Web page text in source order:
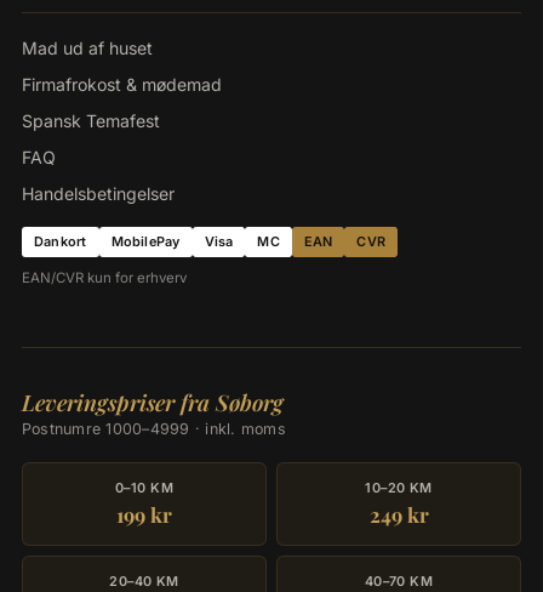
Mad ud af huset
Firmafrokost & mødemad
Spansk Temafest
FAQ
Handelsbetingelser
Dankort MobilePay Visa MC EAN CVR
EAN/CVR kun for erhverv
Leveringspriser fra Søborg
Postnumre 1000–4999 · inkl. moms
0–10 KM
199 kr
10–20 KM
249 kr
20–40 KM 40–70 KM